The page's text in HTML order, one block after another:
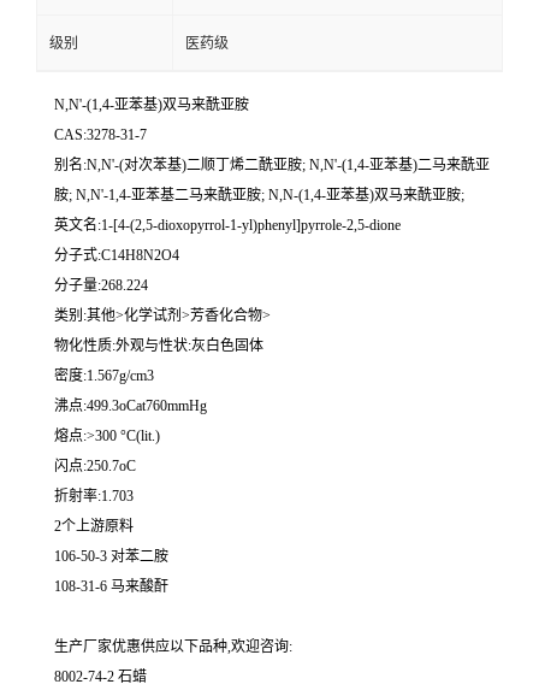
级别 医药级
N,N'-(1,4-亚苯基)双马来酰亚胺
CAS:3278-31-7
别名:N,N'-(对次苯基)二顺丁烯二酰亚胺; N,N'-(1,4-亚苯基)二马来酰亚
胺; N,N'-1,4-亚苯基二马来酰亚胺; N,N-(1,4-亚苯基)双马来酰亚胺;
英文名:1-[4-(2,5-dioxopyrrol-1-yl)phenyl]pyrrole-2,5-dione
分子式:C14H8N2O4
分子量:268.224
类别:其他>化学试剂>芳香化合物>
物化性质:外观与性状:灰白色固体
密度:1.567g/cm3
沸点:499.3oCat760mmHg
熔点:>300 °C(lit.)
闪点:250.7oC
折射率:1.703
2个上游原料
106-50-3 对苯二胺
108-31-6 马来酸酐
生产厂家优惠供应以下品种,欢迎咨询:
8002-74-2 石蜡